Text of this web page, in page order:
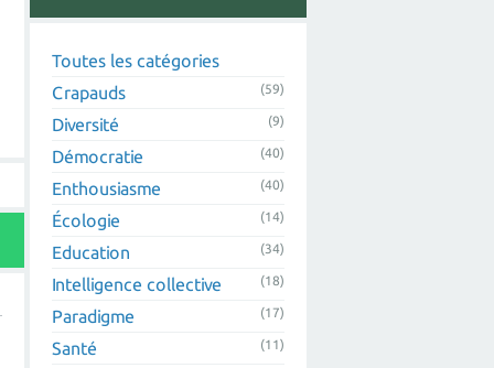
Toutes les catégories
Crapauds
(59)
Diversité (9)
Démocratie (40)
Enthousiasme (40)
Écologie (14)
Education (34)
Intelligence collective (18)
Paradigme (17)
Santé (11)